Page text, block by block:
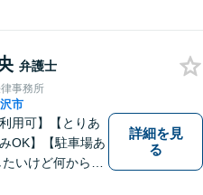
することで賠償
額が実現できる
【休日・夜間相
弁護士
事務所
市
用可】【とりあ
OK】【駐車場あ
いけど何から始
詳細を見
る